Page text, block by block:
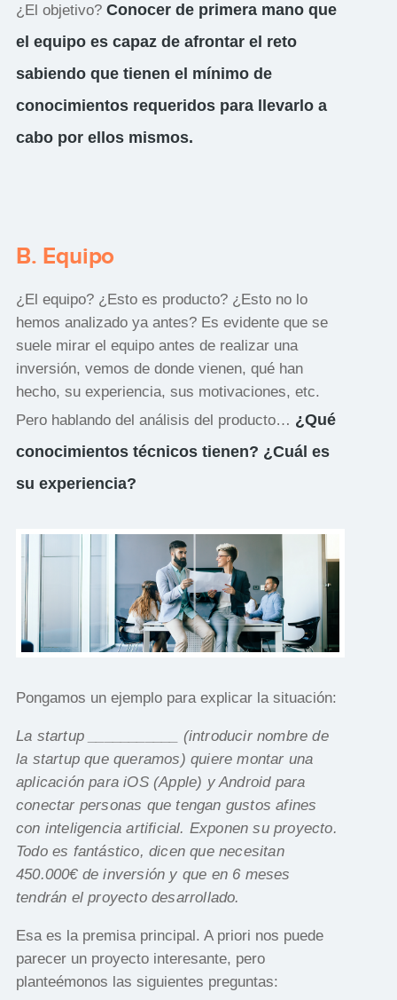
¿El objetivo? Conocer de primera mano que
el equipo es capaz de afrontar el reto
sabiendo que tienen el mínimo de
conocimientos requeridos para llevarlo a
cabo por ellos mismos.
B. Equipo
¿El equipo? ¿Esto es producto? ¿Esto no lo
hemos analizado ya antes? Es evidente que se
suele mirar el equipo antes de realizar una
inversión, vemos de donde vienen, qué han
hecho, su experiencia, sus motivaciones, etc.
Pero hablando del análisis del producto… ¿Qué
conocimientos técnicos tienen? ¿Cuál es
su experiencia?
Pongamos un ejemplo para explicar la situación:
La startup ___________ (introducir nombre de
la startup que queramos) quiere montar una
aplicación para iOS (Apple) y Android para
conectar personas que tengan gustos afines
con inteligencia artificial. Exponen su proyecto.
Todo es fantástico, dicen que necesitan
450.000€ de inversión y que en 6 meses
tendrán el proyecto desarrollado.
Esa es la premisa principal. A priori nos puede
parecer un proyecto interesante, pero
planteémonos las siguientes preguntas: